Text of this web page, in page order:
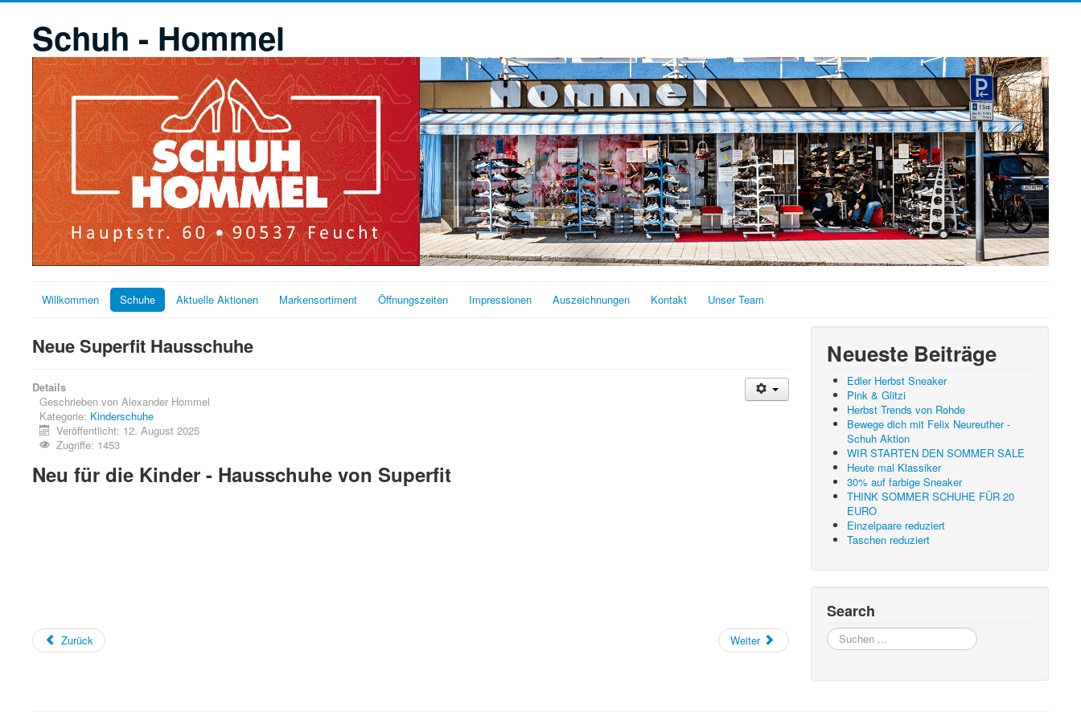
Schuh - Hommel
Willkommen Schuhe Aktuelle Aktionen Markensortiment Öffnungszeiten Impressionen Auszeichnungen Kontakt Unser Team
Neue Superfit Hausschuhe
Details
Geschrieben von Alexander Hommel
Kategorie: Kinderschuhe
Veröffentlicht: 12. August 2025
Zugriffe: 1453
Neu für die Kinder - Hausschuhe von Superfit
Zurück Weiter
Neueste Beiträge
Edler Herbst Sneaker
Pink & Glitzi
Herbst Trends von Rohde
Bewege dich mit Felix Neureuther -
Schuh Aktion
WIR STARTEN DEN SOMMER SALE
Heute mal Klassiker
30% auf farbige Sneaker
THINK SOMMER SCHUHE FÜR 20
EURO
Einzelpaare reduziert
Taschen reduziert
Search
Suchen
...